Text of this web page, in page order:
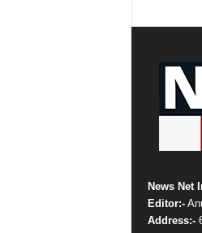
News Net
Editor:-
Address:-